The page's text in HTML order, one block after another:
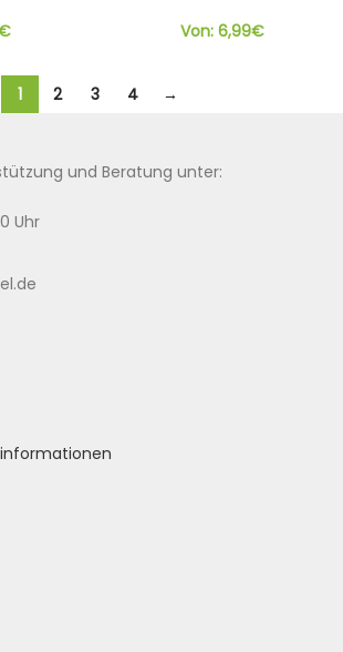
Von: 6,99€
1 2 3 4 →
und Beratung unter:
Uhr